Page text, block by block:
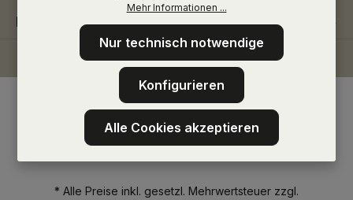
Folge uns
* Alle Preise inkl. gesetzl. Mehrwertsteuer zzgl.
Mehr Informationen ...
Nur technisch notwendige
Konfigurieren
Alle Cookies akzeptieren